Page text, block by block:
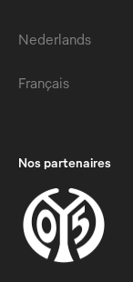
Nederlands
Français
Nos partenaires